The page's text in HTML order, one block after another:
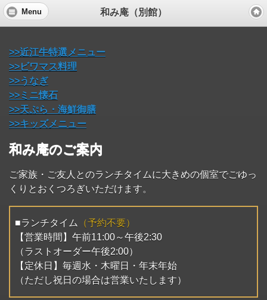
Menu 和み庵（別館）
>>近江牛特選メニュー
>>ビワマス料理
>>うなぎ
>>ミニ懐石
>>天ぷら・海鮮御膳
>>キッズメニュー
和み庵のご案内
ご家族・ご友人とのランチタイムに大きめの個室でごゆっ
くりとおくつろぎいただけます。
■ランチタイム
（予約不要）
【営業時間】午前11:00～午後2:30
（ラストオーダー午後2:00）
【定休日】毎週水・木曜日・年末年始
（ただし祝日の場合は営業いたします）